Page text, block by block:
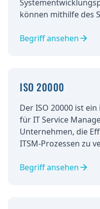
können mithilfe des
von Fehlern
Begriff ansehen
ISO 20000
Der ISO 20000 ist
für IT Service
Unternehmen, die
ITSM-Prozessen zu
Dienstleister zu
Begriff ansehen